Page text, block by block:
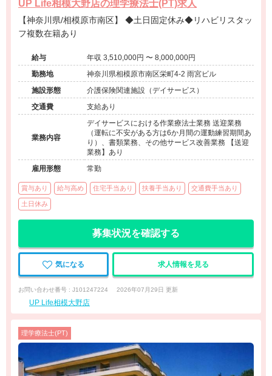
UP Life相模大野店の理学療法士(PT)求人
【神奈川県/相模原市南区】 ◆土日固定休み◆リハビリスタッ
フ複数在籍あり
給与
年収 3,510,000円 〜 8,000,000円
勤務地
神奈川県相模原市南区栄町4-2 雨宮ビル
施設形態
介護保険関連施設（デイサービス）
交通費
支給あり
業務内容
デイサービスにおける作業療法士業務 送迎業務
（運転に不安がある方は6か月間の運動練習期間あ
り）、書類業務、その他サービス改善業務 【送迎
業務】あり
雇用形態
常勤
賞与あり 給与高め 住宅手当あり 扶養手当あり 交通費手当あり
土日休み
募集状況を確認する
気になる 求人情報を見る
お問い合わせ番号 : J101247224 2026年07月29日 更新
UP Life相模大野店
理学療法士(PT)